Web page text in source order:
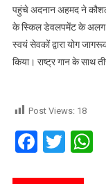
पहुंचे अदनान अहमद ने कौशल
के स्किल डेवलपमेंट के अलग
स्वयं सेवकों द्वारा योग
किया। राष्ट्र गान के साथ
Post Views: 18